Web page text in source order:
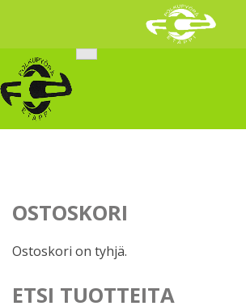
content
OSTOSKORI
Ostoskori on tyhjä.
ETSI TUOTTEITA